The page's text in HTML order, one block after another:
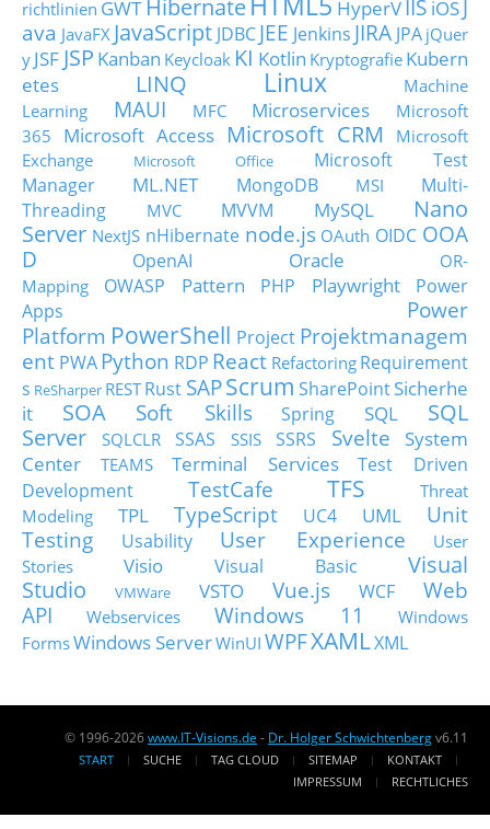
richtlinien GWT Hibernate HyperVIIS iOSJ
ava JavaFX JavaScript JDBC JEE Jenkins JIRA JPA jQuer
y JSF JSP Kanban Keycloak KI Kotlin Kryptografie Kubern
etes
LINQ Linux
Machine
Learning
MAUI MFC Microservices
Microsoft
365
Microsoft Access Microsoft CRM
Microsoft
Exchange
Microsoft Office
Microsoft Test
Manager
ML.NET MongoDB MSI
Multi-
Threading
MVC MVVM MySQL
Nano
Server NextJS nHibernate node.js OAuth OIDC OOA
D
OpenAI Oracle
OR-
Mapping
OWASP Pattern PHP Playwright
Power
Apps
Power
Platform PowerShell Project Projektmanagem
ent PWA Python RDP React Refactoring Requirement
s ReSharper RESTRust SAPScrum SharePointSicherhe
it
SOA Soft Skills Spring SQL
SQL
Server
SQLCLR SSAS SSIS SSRS Svelte
System
Center
TEAMS Terminal Services
Test Driven
Development
TestCafe TFS
Threat
Modeling
TPL TypeScript UC4 UML
Unit
Testing
Usability User Experience
User
Stories
Visio Visual Basic
Visual
Studio
VMWare VSTO Vue.js WCF
Web
API
Webservices Windows 11
Windows
FormsWindows ServerWinUI WPFXAMLXML
© 1996-2026www.IT-Visions.de - Dr. Holger Schwichtenbergv6.11
START SUCHE TAG CLOUD SITEMAP
KONTAKT
IMPRESSUM
RECHTLICHES